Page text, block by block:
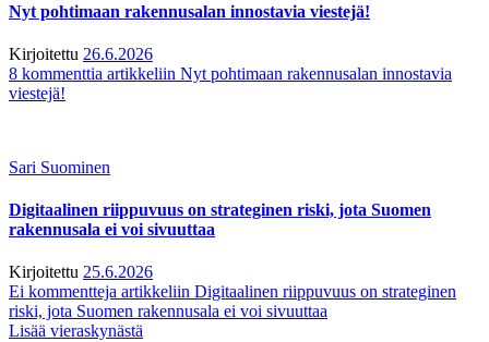
Nyt pohtimaan rakennusalan innostavia viestejä!
Kirjoitettu 26.6.2026
8 kommenttia artikkeliin Nyt pohtimaan rakennusalan innostavia
viestejä!
Sari Suominen
Digitaalinen riippuvuus on strateginen riski, jota Suomen
rakennusala ei voi sivuuttaa
Kirjoitettu 25.6.2026
Ei kommentteja artikkeliin Digitaalinen riippuvuus on strateginen
riski, jota Suomen rakennusala ei voi sivuuttaa
Lisää vieraskynästä